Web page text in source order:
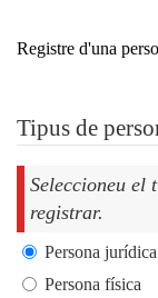
Registre d'una
Tipus de
Seleccioneu el
registrar.
Persona jurídica
Persona física